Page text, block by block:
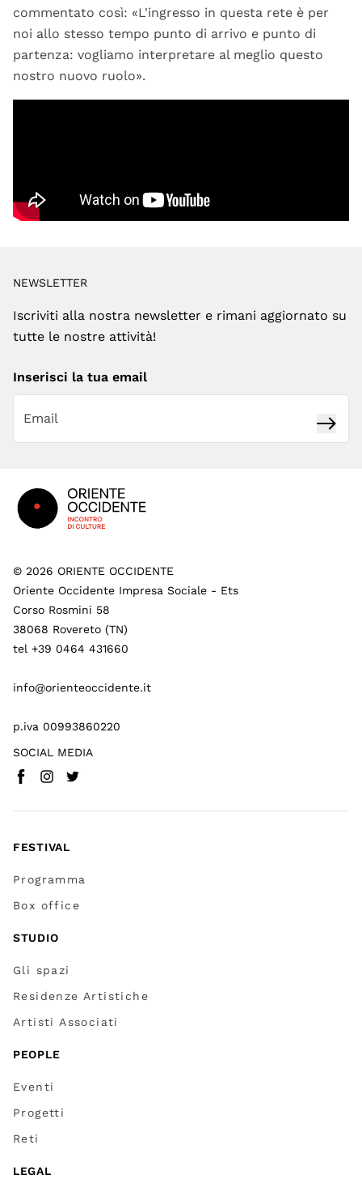
commentato così: «L'ingresso in questa rete è per
noi allo stesso tempo punto di arrivo e punto di
partenza: vogliamo interpretare al meglio questo
nostro nuovo ruolo».
NEWSLETTER
Iscriviti alla nostra newsletter e rimani aggiornato su
tutte le nostre attività!
Inserisci la tua email
© 2026 ORIENTE OCCIDENTE
Oriente Occidente Impresa Sociale - Ets
Corso Rosmini 58
38068 Rovereto (TN)
tel +39 0464 431660
info@orienteoccidente.it
p.iva 00993860220
SOCIAL MEDIA
Facebook(
Instagram
Twitter
FESTIVAL
Programma
Box office
STUDIO
Gli spazi
Residenze Artistiche
Artisti Associati
PEOPLE
Eventi
Progetti
Reti
LEGAL